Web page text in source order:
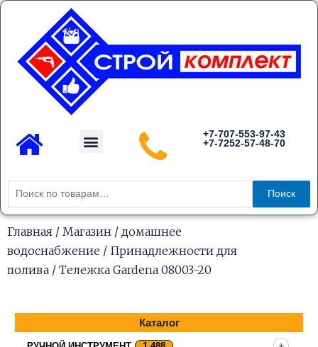
Перейти
содержимому
Menu
+7-707-553-97-43
+7-7252-57-48-70
Искать:
Поиск
Главная / Магазин / домашнее
водоснабжение / Принадлежности для
полива / Тележка Gardena 08003-20
Каталог